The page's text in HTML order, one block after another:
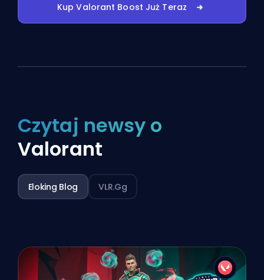
Kup Valorant Boost Już Teraz
Czytaj newsy o
Valorant
Eloking Blog VLR.gg